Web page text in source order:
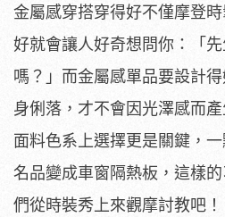
金屬感穿搭穿得好不僅摩登
好就會讓人好奇想問你：「
嗎？」而金屬感單品要設計
身俐落，才不會因光澤感而
面料色系上選擇更是關鍵，
名品變成車窗隔熱板，這樣
們從時裝秀上來觀摩討教吧！